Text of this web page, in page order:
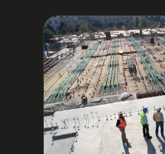
03